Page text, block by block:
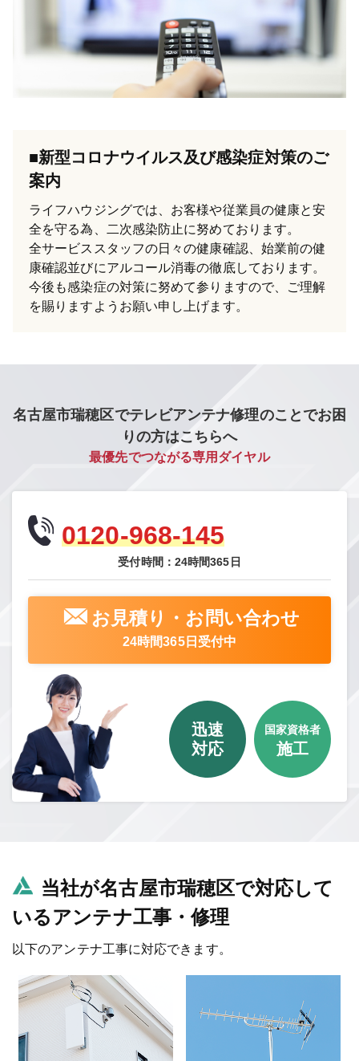
■新型コロナウイルス及び感染症対策のご
案内
ライフハウジングでは、お客様や従業員の健康と安
全を守る為、二次感染防止に努めております。
全サービススタッフの日々の健康確認、始業前の健
康確認並びにアルコール消毒の徹底しております。
今後も感染症の対策に努めて参りますので、ご理解
を賜りますようお願い申し上げます。
名古屋市瑞穂区でテレビアンテナ修理のことでお困
りの方はこちらへ
最優先でつながる専用ダイヤル
0120-968-145
受付時間：24時間365日
お見積り・お問い合わせ
24時間365日受付中
迅速
対応
国家資格者
施工
当社が名古屋市瑞穂区で対応して
いるアンテナ工事・修理
以下のアンテナ工事に対応できます。